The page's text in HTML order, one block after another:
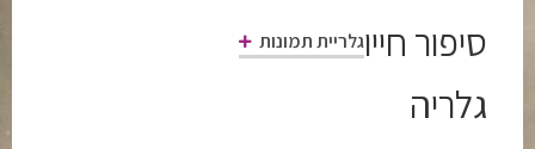
סיפור חייוגלריית תמונות
גלריה